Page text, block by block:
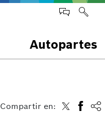
Autopartes
Compartir en: